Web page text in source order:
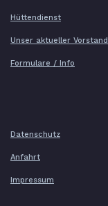
Hüttendienst
Unser aktueller Vorstand
Formulare / Info
Datenschutz
Anfahrt
Impressum